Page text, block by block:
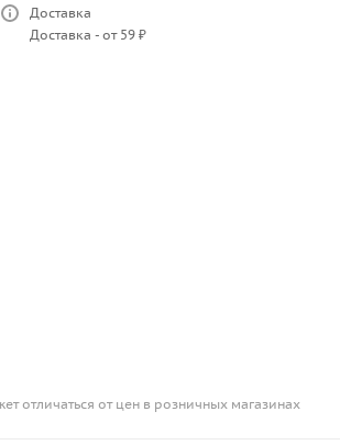
Доставка
Доставка - от 59 ₽
отличаться от цен в розничных магазинах